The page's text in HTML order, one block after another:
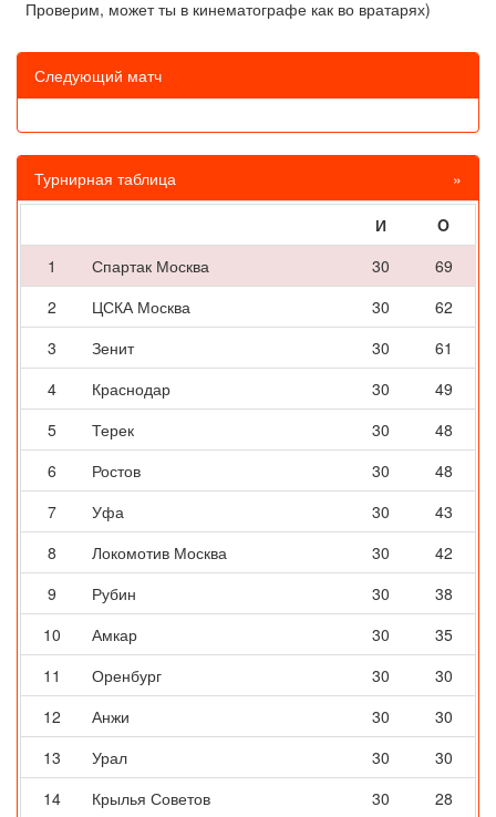
Проверим, может ты в кинематографе как во вратарях)
Следующий матч
Турнирная таблица »
И
O
1
Спартак Москва 30
69
2
ЦСКА Москва 30
62
3
Зенит 30
61
4
Краснодар 30
49
5
Терек 30
48
6
Ростов 30
48
7
Уфа 30
43
8
Локомотив Москва 30
42
9
Рубин 30
38
10
Амкар 30
35
11
Оренбург 30
30
12
Анжи 30
30
13
Урал 30
30
14
Крылья Советов 30
28